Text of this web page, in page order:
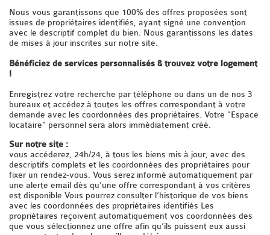
Nous vous garantissons que 100% des offres proposées sont
issues de propriétaires identifiés, ayant signé une convention
avec le descriptif complet du bien. Nous garantissons les dates
de mises à jour inscrites sur notre site.
Bénéficiez de services personnalisés & trouvez votre logement
!
Enregistrez votre recherche par téléphone ou dans un de nos 3
bureaux et accédez à toutes les offres correspondant à votre
demande avec les coordonnées des propriétaires. Votre "Espace
locataire" personnel sera alors immédiatement créé.
Sur notre site :
vous accéderez, 24h/24, à tous les biens mis à jour, avec des
descriptifs complets et les coordonnées des propriétaires pour
fixer un rendez-vous. Vous serez informé automatiquement par
une alerte email dès qu’une offre correspondant à vos critères
est disponible Vous pourrez consulter l’historique de vos biens
avec les coordonnées des propriétaires identifiés Les
propriétaires reçoivent automatiquement vos coordonnées des
que vous sélectionnez une offre afin qu’ils puissent eux aussi